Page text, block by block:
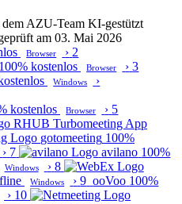
AZU-Team KI-gestützt
am 03. Mai 2026
Browser › 2
100% kostenlos Browser › 3
Windows
›
kostenlos Browser › 5
RHUB Turbomeeting App
gotomeeting 100%
› 7 avilano 100%
Windows › 8
Windows › 9 ooVoo 100%
› 10